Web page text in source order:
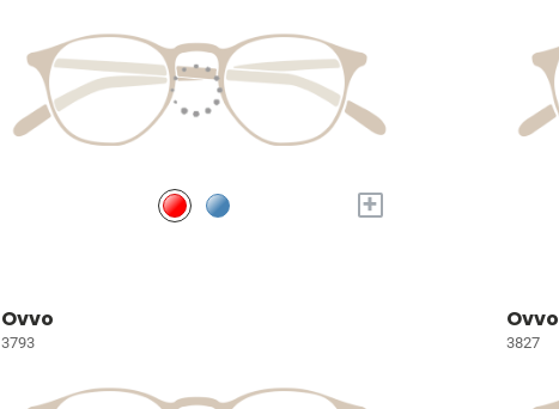
+
Ovvo
3793
Ovvo
3827